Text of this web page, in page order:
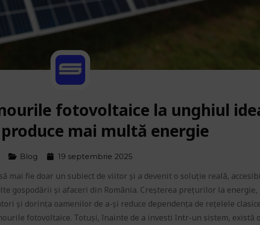
fotovoltaice la unghiul
mai multă energie
Blog 19 septembrie 2025
mai fie doar un subiect de viitor și a devenit o soluție reală,
gospodării și afaceri din România. Creșterea prețurilor la energie,
și dorința oamenilor de a-și reduce dependența de rețelele
fotovoltaice. Totuși, înainte de a investi într-un sistem, există o